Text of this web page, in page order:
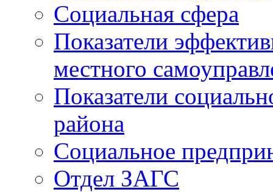
Социальная сфера
Показатели
местного
Показатели
района
Социальное
Отдел ЗАГС